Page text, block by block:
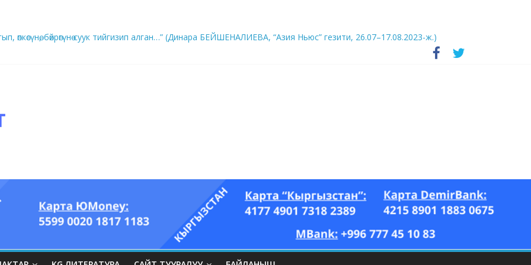
өпкөсүнө, бөйрөгүнө суук тийгизип алган…” (Динара БЕЙШЕНАЛИЕВА, “Азия Ньюс” гезити, 26.07–17.08.2023-ж.)
он үч акындын котормосунда